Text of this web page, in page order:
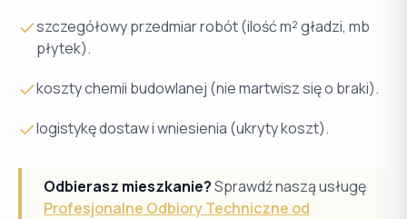
szczegółowy przedmiar robót (ilość m² gładzi, mb
płytek).
koszty chemii budowlanej (nie martwisz się o braki).
logistykę dostaw i wniesienia (ukryty koszt).
Odbierasz mieszkanie?Sprawdź naszą usługę
Profesjonalne Odbiory Techniczne od